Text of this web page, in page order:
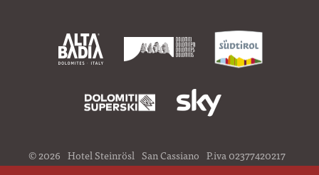
©2026 Hotel Steinrösl San Cassiano P.iva 02377420217
Credits Privacy Cookies Trasparenza